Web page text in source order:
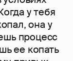
у тебя
она у
процесс
ее копать